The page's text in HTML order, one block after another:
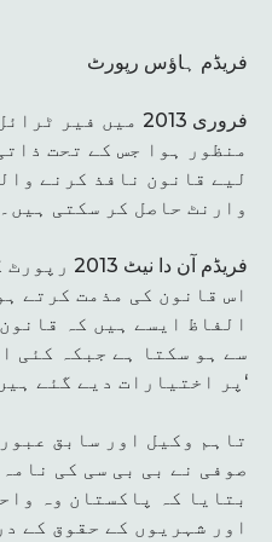
فریڈم ہاؤس رپورٹ
فروری 2013 میں
منظور ہوا جس کے تحت
لیے قانون نافذ کرنے
وارنٹ حاصل کر سکتی ہیں۔
فریڈم آن
اس قانون کی مذمت کرتے
الفاظ ایسے ہیں کہ
سے ہو سکتا ہے جبکہ کئی
پر اختیارات دیے گئے ہیں۔‘
تاہم وکیل اور سابق
صوفی نے بی بی سی کی
بتایا کہ پاکستان وہ
اور شہریوں کے حقوق کے